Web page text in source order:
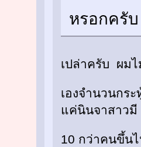
หรอกครับ
เปล่าครับ ผม
เองจำนวนกร
แค่นินจาสาว
10 กว่าคนขึ้น